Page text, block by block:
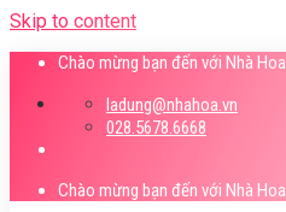
Skip to content
Chào mừng bạn đến với Nhà Hoa
ladung@nhahoa.vn
028.5678.6668
Chào mừng bạn đến với Nhà Hoa